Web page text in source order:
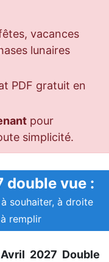
vacances
lunaires
PDF gratuit en
pour
simplicité.
double vue :
souhaiter, à droite
remplir
2027 Double